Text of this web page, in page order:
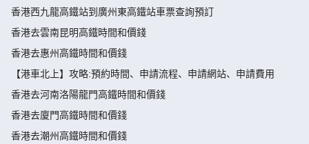
香港西九龍高鐵站到廣州東高鐵站車票查詢預訂
香港去雲南昆明高鐵時間和價錢
香港去惠州高鐵時間和價錢
【港車北上】攻略:預約時間、申請流程、申請網站、申請費用
香港去河南洛陽龍門高鐵時間和價錢
香港去廈門高鐵時間和價錢
香港去潮州高鐵時間和價錢